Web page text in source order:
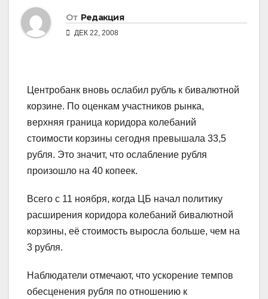
От Редакция
ДЕК 22, 2008
Центробанк вновь ослабил рубль к бивалютной
корзине. По оценкам участников рынка,
верхняя граница коридора колебаний
стоимости корзины сегодня превышала 33,5
рубля. Это значит, что ослабление рубля
произошло на 40 копеек.
Всего с 11 ноября, когда ЦБ начал политику
расширения коридора колебаний бивалютной
корзины, её стоимость выросла больше, чем на
3 рубля.
Наблюдатели отмечают, что ускорение темпов
обесценения рубля по отношению к